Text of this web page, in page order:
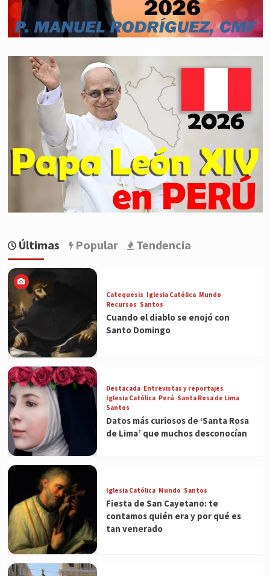
Últimas Popular Tendencia
Catequesis Iglesia Católica Mundo
Recursos Santos
Cuando el diablo se enojó con
Santo Domingo
Destacada Entrevistas y reportajes
Iglesia Católica Perú Santa Rosa de Lima
Santos
Datos más curiosos de ‘Santa Rosa
de Lima’ que muchos desconocían
Iglesia Católica Mundo Santos
Fiesta de San Cayetano: te
contamos quién era y por qué es
tan venerado